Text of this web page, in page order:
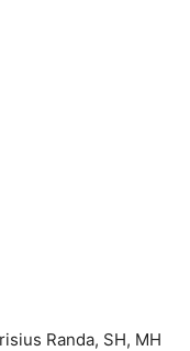
Randa, SH, MH